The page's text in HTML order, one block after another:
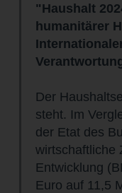
"Haushalt
humanitärer
Der
steht. Im
der Etat des
wirtschaftliche
Entwicklung
Euro auf 11,5